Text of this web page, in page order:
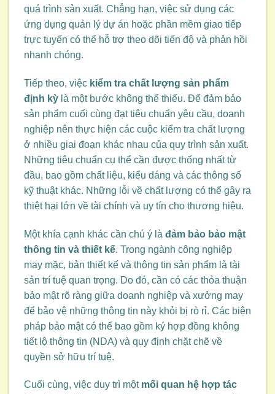
quá trình sản xuất. Chẳng hạn, việc sử dụng các
ứng dụng quản lý dự án hoặc phần mềm giao tiếp
trực tuyến có thể hỗ trợ theo dõi tiến độ và phản hồi
nhanh chóng.
Tiếp theo, việc kiểm tra chất lượng sản phẩm
định kỳ là một bước không thể thiếu. Để đảm bảo
sản phẩm cuối cùng đạt tiêu chuẩn yêu cầu, doanh
nghiệp nên thực hiện các cuộc kiểm tra chất lượng
ở nhiều giai đoạn khác nhau của quy trình sản xuất.
Những tiêu chuẩn cụ thể cần được thống nhất từ
đầu, bao gồm chất liệu, kiểu dáng và các thông số
kỹ thuật khác. Những lỗi về chất lượng có thể gây ra
thiệt hại lớn về tài chính và uy tín cho thương hiệu.
Một khía cạnh khác cần chú ý là đảm bảo bảo mật
thông tin và thiết kế. Trong ngành công nghiệp
may mặc, bản thiết kế và thông tin sản phẩm là tài
sản trí tuệ quan trọng. Do đó, cần có các thỏa thuận
bảo mật rõ ràng giữa doanh nghiệp và xưởng may
để bảo vệ những thông tin này khỏi bị rò rỉ. Các biện
pháp bảo mật có thể bao gồm ký hợp đồng không
tiết lộ thông tin (NDA) và quy định chặt chẽ về
quyền sở hữu trí tuệ.
Cuối cùng, việc duy trì một mối quan hệ hợp tác